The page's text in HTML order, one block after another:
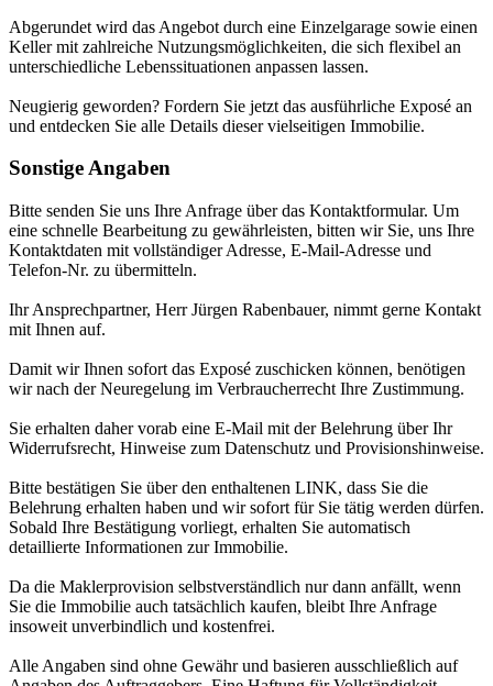
Abgerundet wird das Angebot durch eine Einzelgarage sowie einen
Keller mit zahlreiche Nutzungsmöglichkeiten, die sich flexibel an
unterschiedliche Lebenssituationen anpassen lassen.
Neugierig geworden? Fordern Sie jetzt das ausführliche Exposé an
und entdecken Sie alle Details dieser vielseitigen Immobilie.
Sonstige Angaben
Bitte senden Sie uns Ihre Anfrage über das Kontaktformular. Um
eine schnelle Bearbeitung zu gewährleisten, bitten wir Sie, uns Ihre
Kontaktdaten mit vollständiger Adresse, E-Mail-Adresse und
Telefon-Nr. zu übermitteln.
Ihr Ansprechpartner, Herr Jürgen Rabenbauer, nimmt gerne Kontakt
mit Ihnen auf.
Damit wir Ihnen sofort das Exposé zuschicken können, benötigen
wir nach der Neuregelung im Verbraucherrecht Ihre Zustimmung.
Sie erhalten daher vorab eine E-Mail mit der Belehrung über Ihr
Widerrufsrecht, Hinweise zum Datenschutz und Provisionshinweise.
Bitte bestätigen Sie über den enthaltenen LINK, dass Sie die
Belehrung erhalten haben und wir sofort für Sie tätig werden dürfen.
Sobald Ihre Bestätigung vorliegt, erhalten Sie automatisch
detaillierte Informationen zur Immobilie.
Da die Maklerprovision selbstverständlich nur dann anfällt, wenn
Sie die Immobilie auch tatsächlich kaufen, bleibt Ihre Anfrage
insoweit unverbindlich und kostenfrei.
Alle Angaben sind ohne Gewähr und basieren ausschließlich auf